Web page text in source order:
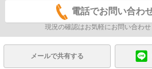
電話でお問い合わ
現況の確認はお気軽にお問い合わせ
メールで共有する